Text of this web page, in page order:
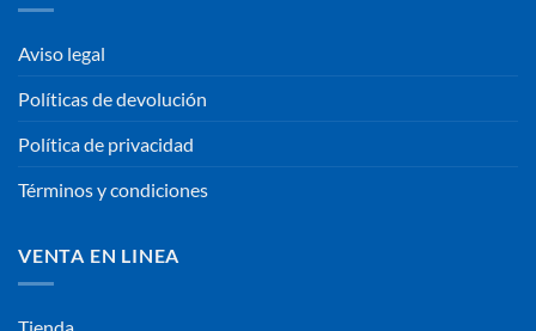
Aviso legal
Políticas de devolución
Política de privacidad
Términos y condiciones
VENTA EN LINEA